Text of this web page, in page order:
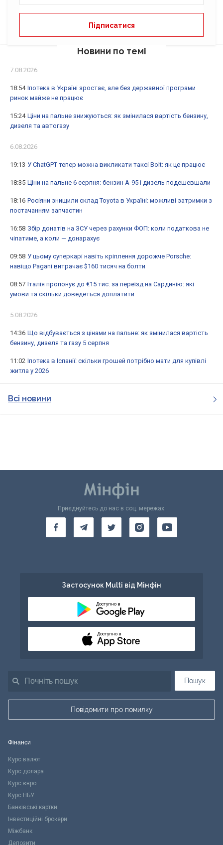
Новини по темі
7.08.2026
18:54 Іпотека в Україні зростає, але без державної програми
ринок майже не працює
15:24 Ціни на пальне знижуються: як змінилася вартість бензину,
дизеля та автогазу
6.08.2026
19:13 У ChatGPT тепер можна викликати таксі Bolt: як це працює
18:35 Ціни на пальне 6 серпня: бензин А-95 і дизель подешевшали
18:16 Росіяни знищили склад Toyota в Україні: можливі затримки з
постачанням запчастин
16:58 Збір донатів на ЗСУ через рахунки ФОП: коли податкова не
чіпатиме, а коли — донарахує
09:58 У цьому суперкарі навіть кріплення дорожче Porsche:
навіщо Pagani витрачає $160 тисяч на болти
08:57 Італія пропонує до €15 тис. за переїзд на Сардинію: які
умови та скільки доведеться доплатити
5.08.2026
14:36 Що відбувається з цінами на пальне: як змінилася вартість
бензину, дизеля та газу 5 серпня
11:02 Іпотека в Іспанії: скільки грошей потрібно мати для купівлі
житла у 2026
Всі новини
Пошук
Повідомити про помилку
Приєднуйтесь до нас в соц. мережах:
Застосунок Multi від Мінфін
Доступно в
Доступно в
Фінанси
Курс валют
Курс долара
Курс євро
Курс НБУ
Банківські картки
Інвестиційні брокери
Міжбанк
Депозити